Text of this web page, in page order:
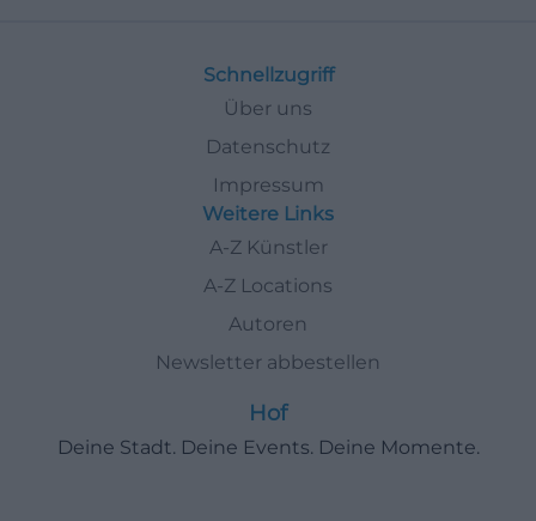
Schnellzugriff
Über uns
Datenschutz
Impressum
Weitere Links
A-Z Künstler
A-Z Locations
Autoren
Newsletter abbestellen
Hof
Deine Stadt. Deine Events. Deine Momente.